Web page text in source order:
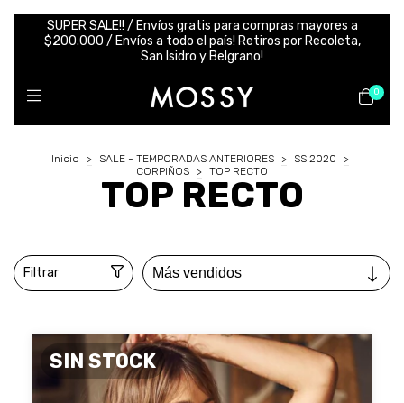
SUPER SALE!! / Envíos gratis para compras mayores a
$200.000 / Envíos a todo el país! Retiros por Recoleta,
San Isidro y Belgrano!
0
Inicio > SALE - TEMPORADAS ANTERIORES > SS 2020
>
CORPIÑOS
> TOP RECTO
TOP RECTO
Filtrar
SIN STOCK